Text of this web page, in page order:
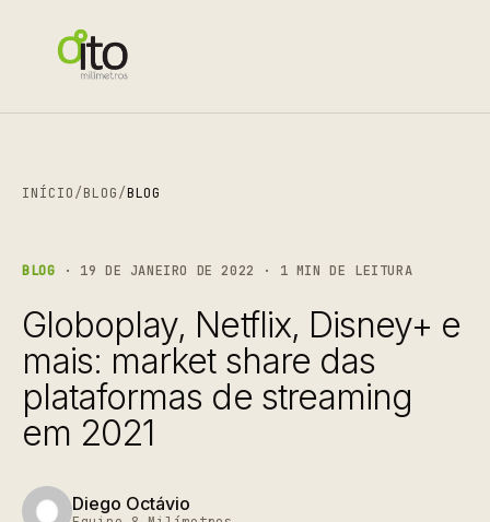
INÍCIO/BLOG/BLOG
BLOG · 19 DE JANEIRO DE 2022 · 1 MIN DE LEITURA
Globoplay, Netflix, Disney+ e
mais: market share das
plataformas de streaming
em 2021
Diego Octávio